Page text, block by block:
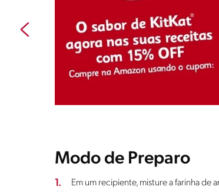
Modo de Preparo
1. Em um recipiente, misture a farinha de